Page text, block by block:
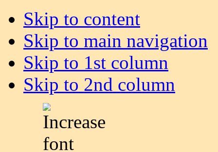
Skip to content
Skip to main navigation
Skip to 1st column
Skip to 2nd column